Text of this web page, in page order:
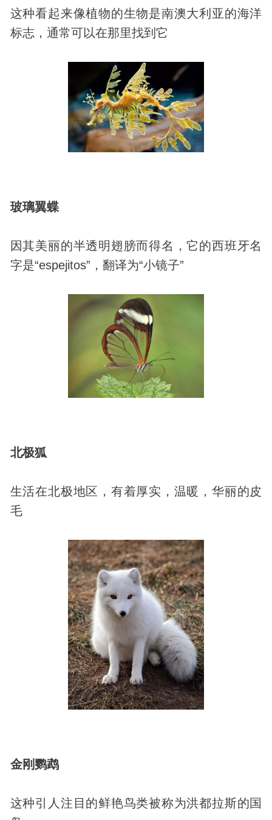
这种看起来像植物的生物是南澳大利亚的海洋
标志，通常可以在那里找到它
玻璃翼蝶
因其美丽的半透明翅膀而得名，它的西班牙名
字是“espejitos”，翻译为“小镜子”
北极狐
生活在北极地区，有着厚实，温暖，华丽的皮
毛
金刚鹦鹉
这种引人注目的鲜艳鸟类被称为洪都拉斯的国